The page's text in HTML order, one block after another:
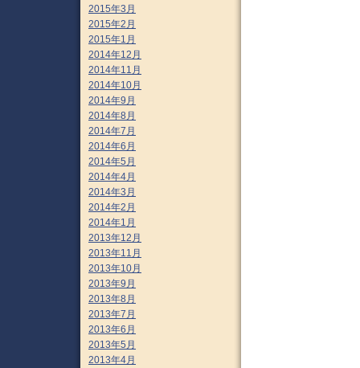
2015年3月
2015年2月
2015年1月
2014年12月
2014年11月
2014年10月
2014年9月
2014年8月
2014年7月
2014年6月
2014年5月
2014年4月
2014年3月
2014年2月
2014年1月
2013年12月
2013年11月
2013年10月
2013年9月
2013年8月
2013年7月
2013年6月
2013年5月
2013年4月